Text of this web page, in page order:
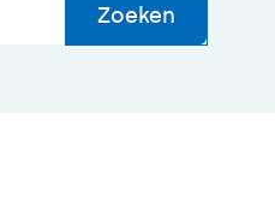
Zoeken